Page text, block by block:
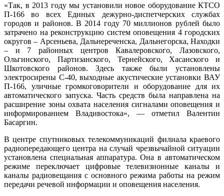
«Так, в 2013 году мы установили новое оборудование КТСО
П-166 во всех Единых дежурно-диспетчерских службах
городов и районов. В 2014 году 70 миллионов рублей было
затрачено на реконструкцию систем оповещения 4 городских
округов – Арсеньева, Дальнереченска, Дальнегорска, Находки
– и 7 районных центров Кавалеровского, Лазовского,
Ольгинского, Партизанского, Тернейского, Хасанского и
Шкотовского районов. Здесь также были установлены
электросирены С-40, выходные акустические установки ВАУ
П-166, уличные громкоговорители и оборудование для их
автоматического запуска. Часть средств была направлена на
расширение зоны охвата населения сигналами оповещения и
информированием Владивостока», — отметил Валентин
Басаргин.
В центре спутниковых телекоммуникаций филиала краевого
радиопередающего центра на случай чрезвычайной ситуации
установлена специальная аппаратура. Она в автоматическом
режиме переключает цифровые телевизионные каналы и
каналы радиовещания с основного режима работы на режим
передачи речевой информации и оповещения населения.